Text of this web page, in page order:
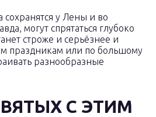
сохранятся у Лены и во
могут спрятаться глубоко
строже и серьёзнее и
праздникам или по большому
разнообразные
С ЭТИМ